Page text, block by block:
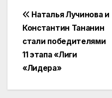
Навигация
по
записям
Наталья Лучинова и
Константин Тананин
стали победителями
11 этапа «Лиги
«Лидера»